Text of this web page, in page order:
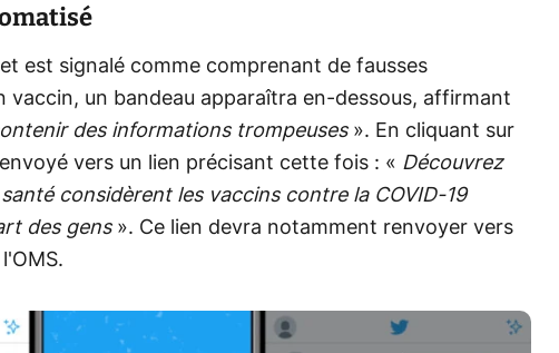
est signalé comme comprenant de fausses
vaccin, un bandeau apparaîtra en-dessous, affirmant
des informations trompeuses ». En cliquant sur
vers un lien précisant cette fois : « Découvrez
considèrent les vaccins contre la COVID-19
des gens ». Ce lien devra notamment renvoyer vers